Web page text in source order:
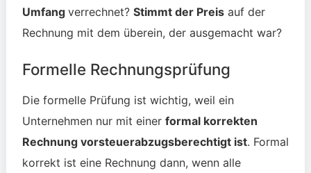
Umfang verrechnet? Stimmt der Preisauf der
Rechnung mit dem überein, der ausgemacht war?
Formelle Rechnungsprüfung
Die formelle Prüfung ist wichtig, weil ein
Unternehmen nur mit einer formal korrekten
Rechnung vorsteuerabzugsberechtigt ist. Formal
korrekt ist eine Rechnung dann, wenn alle